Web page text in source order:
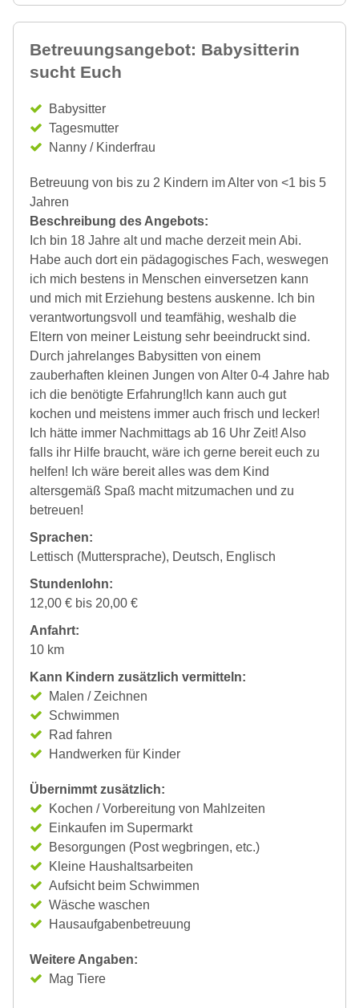
Betreuungsangebot: Babysitterin
sucht Euch
Babysitter
Tagesmutter
Nanny / Kinderfrau
Betreuung von bis zu 2 Kindern im Alter von <1 bis 5
Jahren
Beschreibung des Angebots:
Ich bin 18 Jahre alt und mache derzeit mein Abi.
Habe auch dort ein pädagogisches Fach, weswegen
ich mich bestens in Menschen einversetzen kann
und mich mit Erziehung bestens auskenne. Ich bin
verantwortungsvoll und teamfähig, weshalb die
Eltern von meiner Leistung sehr beeindruckt sind.
Durch jahrelanges Babysitten von einem
zauberhaften kleinen Jungen von Alter 0-4 Jahre hab
ich die benötigte Erfahrung!Ich kann auch gut
kochen und meistens immer auch frisch und lecker!
Ich hätte immer Nachmittags ab 16 Uhr Zeit! Also
falls ihr Hilfe braucht, wäre ich gerne bereit euch zu
helfen! Ich wäre bereit alles was dem Kind
altersgemäß Spaß macht mitzumachen und zu
betreuen!
Sprachen:
Lettisch (Muttersprache), Deutsch, Englisch
Stundenlohn:
12,00 € bis 20,00 €
Anfahrt:
10 km
Kann Kindern zusätzlich vermitteln:
Malen / Zeichnen
Schwimmen
Rad fahren
Handwerken für Kinder
Übernimmt zusätzlich:
Kochen / Vorbereitung von Mahlzeiten
Einkaufen im Supermarkt
Besorgungen (Post wegbringen, etc.)
Kleine Haushaltsarbeiten
Aufsicht beim Schwimmen
Wäsche waschen
Hausaufgabenbetreuung
Weitere Angaben:
Mag Tiere